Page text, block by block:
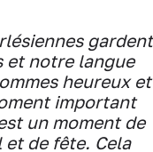
gardent
et notre langue
heureux et
important
un moment de
de fête. Cela